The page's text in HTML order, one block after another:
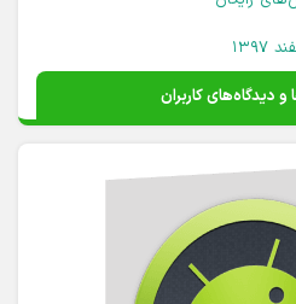
دیدگاه‌های کاربران